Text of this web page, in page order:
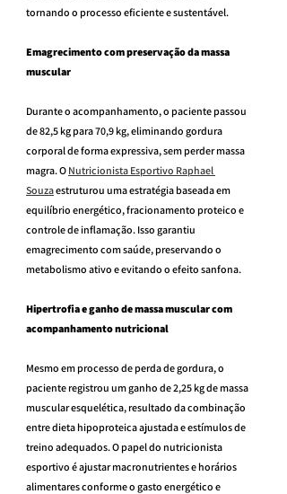
tornando o processo eficiente e sustentável.
Emagrecimento com preservação da massa
muscular
Durante o acompanhamento, o paciente passou
de 82,5 kg para 70,9 kg, eliminando gordura
corporal de forma expressiva, sem perder massa
magra. O Nutricionista Esportivo Raphael
Souza estruturou uma estratégia baseada em
equilíbrio energético, fracionamento proteico e
controle de inflamação. Isso garantiu
emagrecimento com saúde, preservando o
metabolismo ativo e evitando o efeito sanfona.
Hipertrofia e ganho de massa muscular com
acompanhamento nutricional
Mesmo em processo de perda de gordura, o
paciente registrou um ganho de 2,25 kg de massa
muscular esquelética, resultado da combinação
entre dieta hipoproteica ajustada e estímulos de
treino adequados. O papel do nutricionista
esportivo é ajustar macronutrientes e horários
alimentares conforme o gasto energético e